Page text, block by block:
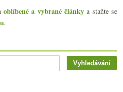
oblíbené a vybrané články a staňte se
.